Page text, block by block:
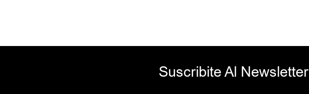
Suscribite Al Newsletter